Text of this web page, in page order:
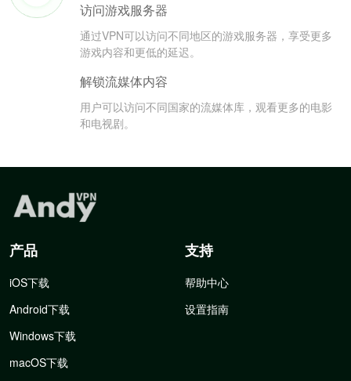
访问游戏服务器
通过VPN可以访问不同地区的游戏服务器，享受更多
游戏内容和更低的延迟。
解锁流媒体内容
用户可以访问不同国家的流媒体库，观看更多的电影
和电视剧。
产品
iOS下载
Android下载
Windows下载
macOS下载
支持
帮助中心
设置指南